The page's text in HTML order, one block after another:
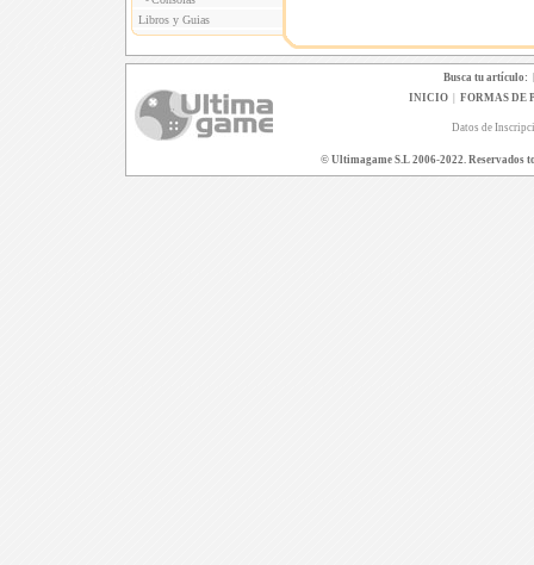
Libros y Guias
Busca tu artículo:
INICIO| FORMAS DE
Datos de
© Ultimagame S.L 2006-2022. Reservados